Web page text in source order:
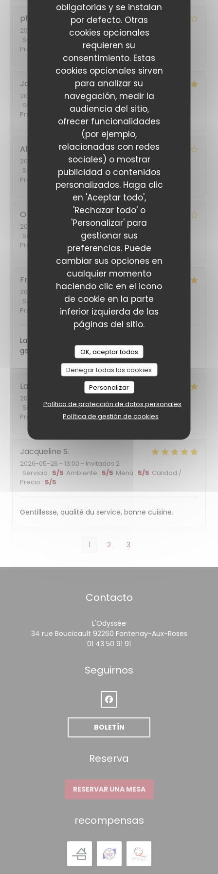
obligatorias y se instalan
por defecto. Otras
cookies opcionales
requieren su
consentimiento. Estas
cookies opcionales sirven
para analizar su
navegación, medir la
audiencia del sitio,
ofrecer funcionalidades
(por ejemplo,
relacionadas con redes
sociales) o mostrar
publicidad o contenidos
personalizados. Haga clic
en 'Aceptar todo',
'Rechazar todo' o
'Personalizar' para
gestionar sus
preferencias. Puede
cambiar sus opciones en
cualquier momento
haciendo clic en el icono
de cookie en la parte
inferior izquierda de las
páginas del sitio.
OK, aceptar todas
Denegar todas las cookies
Personalizar
Política de protección de datos personales
Política de gestión de cookies
philippe
2026-07-03
- 12:45 - Invitados 2
Servicio
4 /5
Precio
Jacqueline
2026-06-30
- 19:30 - Invitados 5
Servicio
Ambiente: 5/5 Menú:4/5
Precio
Alina
2026-06-26
- 20:45 - Invitados 2
Servicio
/5 Ambiente:5/5 Menú: 4/5 Calidad /
Precio
O
2026-06-14
- 12:00 - Invitados 3
Servicio
Ambiente: 5/5 Menú:
Precio
Francoise
2026-06-11
- 12:00 - Invitados 7
Servicio
Ambiente: 5 /5 Menú:5/5 Calidad /
Precio
La nourriture était excellente et le service plein de
gentillesse. Nous reviendrons certainement
Laurence
2026-06-09
Servicio:5/5 Ambiente:5/5 Menú:5/5 Calidad /
Precio
Jacqueline S
2026-05-26 - 13:00 - Invitados 2
Servicio : 5/5 Ambiente : 5/5 Menú : 5/5 Calidad /
Precio : 5/5
Gentillesse, qualité du service, bonne cuisine.
1 2 3
Contacto
L'Odyssée
34 rue Boucicault 92260 Fontenay-Aux-Roses((abre
01 43 50 91 91
Seguirnos
Facebook ((abre en una
BOLETÍN
Reserva
RESERVAR UNA MESA
recompensas